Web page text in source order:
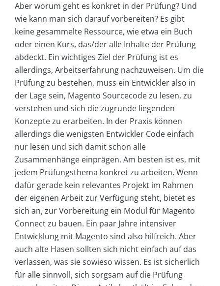
Aber worum geht es konkret in der Prüfung? Und
wie kann man sich darauf vorbereiten? Es gibt
keine gesammelte Ressource, wie etwa ein Buch
oder einen Kurs, das/der alle Inhalte der Prüfung
abdeckt. Ein wichtiges Ziel der Prüfung ist es
allerdings, Arbeitserfahrung nachzuweisen. Um die
Prüfung zu bestehen, muss ein Entwickler also in
der Lage sein, Magento Sourcecode zu lesen, zu
verstehen und sich die zugrunde liegenden
Konzepte zu erarbeiten. In der Praxis können
allerdings die wenigsten Entwickler Code einfach
nur lesen und sich damit schon alle
Zusammenhänge einprägen. Am besten ist es, mit
jedem Prüfungsthema konkret zu arbeiten. Wenn
dafür gerade kein relevantes Projekt im Rahmen
der eigenen Arbeit zur Verfügung steht, bietet es
sich an, zur Vorbereitung ein Modul für Magento
Connect zu bauen. Ein paar Jahre intensiver
Entwicklung mit Magento sind also hilfreich. Aber
auch alte Hasen sollten sich nicht einfach auf das
verlassen, was sie sowieso wissen. Es ist sicherlich
für alle sinnvoll, sich sorgsam auf die Prüfung